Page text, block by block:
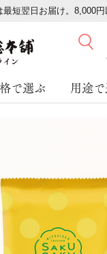
短翌日お届け。8,000円
で選ぶ 用途